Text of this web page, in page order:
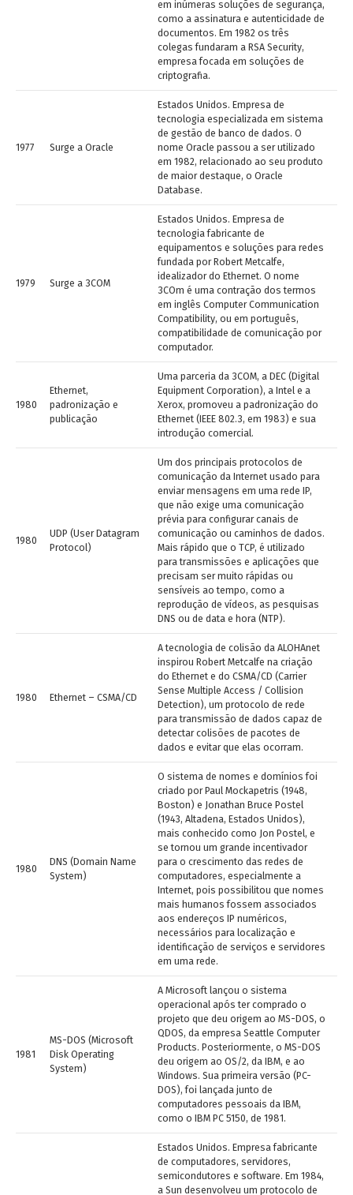
em inúmeras soluções de segurança,
como a assinatura e autenticidade de
documentos. Em 1982 os três
colegas fundaram a RSA Security,
empresa focada em soluções de
criptografia.
1977 Surge a Oracle
Estados Unidos. Empresa de
tecnologia especializada em sistema
de gestão de banco de dados. O
nome Oracle passou a ser utilizado
em 1982, relacionado ao seu produto
de maior destaque, o Oracle
Database.
1979 Surge a 3COM
Estados Unidos. Empresa de
tecnologia fabricante de
equipamentos e soluções para redes
fundada por Robert Metcalfe,
idealizador do Ethernet. O nome
3COm é uma contração dos termos
em inglês Computer Communication
Compatibility, ou em português,
compatibilidade de comunicação por
computador.
1980
Ethernet,
padronização e
publicação
Uma parceria da 3COM, a DEC (Digital
Equipment Corporation), a Intel e a
Xerox, promoveu a padronização do
Ethernet (IEEE 802.3, em 1983) e sua
introdução comercial.
1980
UDP (User Datagram
Protocol)
Um dos principais protocolos de
comunicação da Internet usado para
enviar mensagens em uma rede IP,
que não exige uma comunicação
prévia para configurar canais de
comunicação ou caminhos de dados.
Mais rápido que o TCP, é utilizado
para transmissões e aplicações que
precisam ser muito rápidas ou
sensíveis ao tempo, como a
reprodução de vídeos, as pesquisas
DNS ou de data e hora (NTP).
1980 Ethernet – CSMA/CD
A tecnologia de colisão da ALOHAnet
inspirou Robert Metcalfe na criação
do Ethernet e do CSMA/CD (Carrier
Sense Multiple Access / Collision
Detection), um protocolo de rede
para transmissão de dados capaz de
detectar colisões de pacotes de
dados e evitar que elas ocorram.
1980
DNS (Domain Name
System)
O sistema de nomes e domínios foi
criado por Paul Mockapetris (1948,
Boston) e Jonathan Bruce Postel
(1943, Altadena, Estados Unidos),
mais conhecido como Jon Postel, e
se tornou um grande incentivador
para o crescimento das redes de
computadores, especialmente a
Internet, pois possibilitou que nomes
mais humanos fossem associados
aos endereços IP numéricos,
necessários para localização e
identificação de serviços e servidores
em uma rede.
1981
MS-DOS (Microsoft
Disk Operating
System)
A Microsoft lançou o sistema
operacional após ter comprado o
projeto que deu origem ao MS-DOS, o
QDOS, da empresa Seattle Computer
Products. Posteriormente, o MS-DOS
deu origem ao OS/2, da IBM, e ao
Windows. Sua primeira versão (PC-
DOS), foi lançada junto de
computadores pessoais da IBM,
como o IBM PC 5150, de 1981.
Estados Unidos. Empresa fabricante
de computadores, servidores,
semicondutores e software. Em 1984,
a Sun desenvolveu um protocolo de